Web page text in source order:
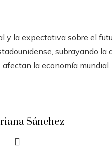
y la expectativa sobre el
subrayando la
la economía mundial.
Sánchez